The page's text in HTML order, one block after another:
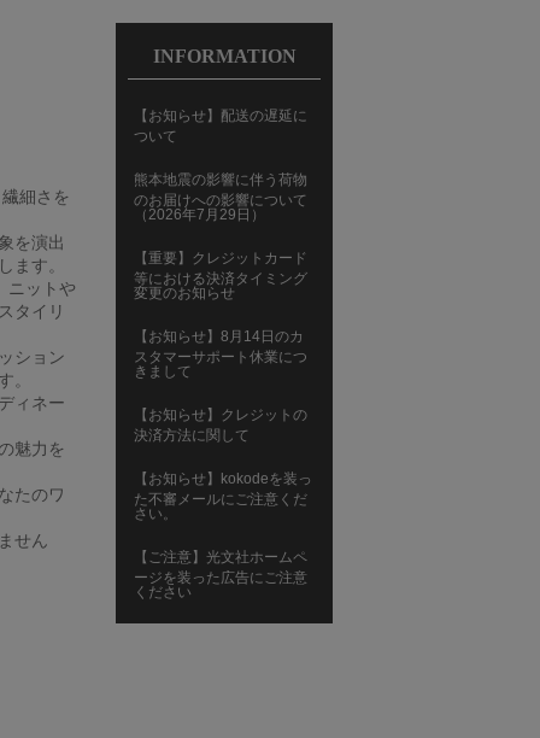
細さを
を演出
ます。
ニットや
タイリ
ション
。
ィネー
魅力を
たのワ
せん
INFORMATION
【お知らせ】配送の遅延に
ついて
熊本地震の影響に伴う荷物
のお届けへの影響について
（2026年7月29日）
【重要】クレジットカード
等における決済タイミング
変更のお知らせ
【お知らせ】8月14日のカ
スタマーサポート休業につ
きまして
【お知らせ】クレジットの
決済方法に関して
【お知らせ】kokodeを装っ
た不審メールにご注意くだ
さい。
【ご注意】光文社ホームペ
ージを装った広告にご注意
ください